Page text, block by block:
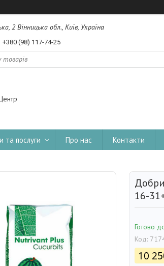
2 Вінницька обл., Київ, Україна
+380 (98) 117-74-25
та послуги Про нас Контакти
16-
Готово
Код:
10